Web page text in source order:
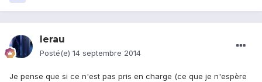
lerau
Posté(e) 14 septembre 2014
Je pense que si ce n'est pas pris en charge (ce que je n'espère